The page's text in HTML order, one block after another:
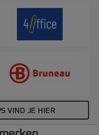
VIND JE HIER